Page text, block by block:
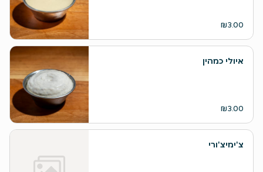
₪3.00
איולי כמהין
₪3.00
צ'ימיצ'ורי